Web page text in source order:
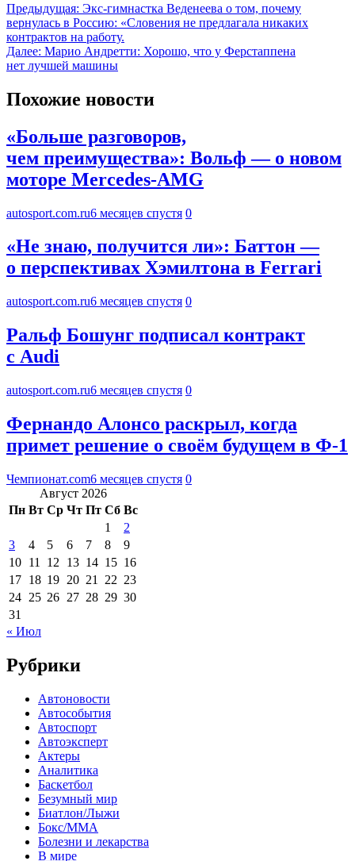
Предыдущая: Экс-гимнастка Веденеева о том, почему
вернулась в Россию: «Словения не предлагала никаких
контрактов на работу.
Далее: Марио Андретти: Хорошо, что у Ферстаппена
нет лучшей машины
Похожие новости
«Больше разговоров,
чем преимущества»: Вольф — о новом
моторе Mercedes-AMG
autosport.com.ru6 месяцев спустя 0
«Не знаю, получится ли»: Баттон —
о перспективах Хэмилтона в Ferrari
autosport.com.ru6 месяцев спустя 0
Ральф Бошунг подписал контракт
с Audi
autosport.com.ru6 месяцев спустя 0
Фернандо Алонсо раскрыл, когда
примет решение о своём будущем в Ф-1
Чемпионат.com6 месяцев спустя 0
Август 2026
Пн Вт Ср Чт Пт Сб Вс
1
2
3
4 5 6 7 8
9
10 11 12 13 14 15 16
17 18 19 20 21 22 23
24 25 26 27 28 29 30
31
« Июл
Рубрики
Автоновости
Автособытия
Автоспорт
Автоэксперт
Актеры
Аналитика
Баскетбол
Безумный мир
Биатлон/Лыжи
Бокс/MMA
Болезни и лекарства
В мире